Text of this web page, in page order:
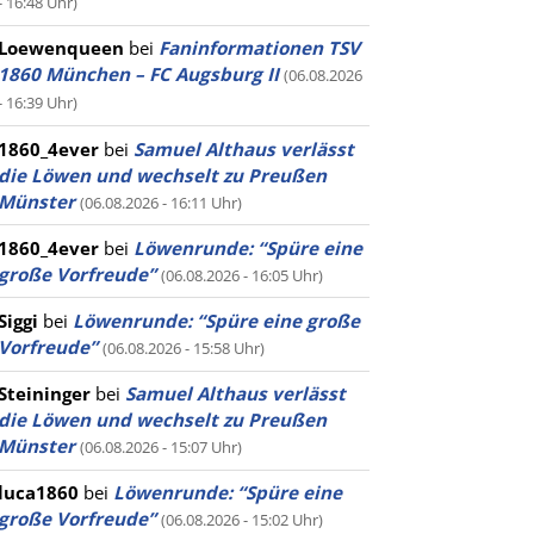
bei Faninformationen TSV
München – FC Augsburg II (06.08.2026
16:39 Uhr)
bei Samuel Althaus verlässt
Löwen und wechselt zu Preußen
(06.08.2026 - 16:11 Uhr)
bei Löwenrunde: “Spüre eine
Vorfreude” (06.08.2026 - 16:05 Uhr)
bei Löwenrunde: “Spüre eine große
(06.08.2026 - 15:58 Uhr)
bei Samuel Althaus verlässt
Löwen und wechselt zu Preußen
(06.08.2026 - 15:07 Uhr)
bei Löwenrunde: “Spüre eine
Vorfreude” (06.08.2026 - 15:02 Uhr)